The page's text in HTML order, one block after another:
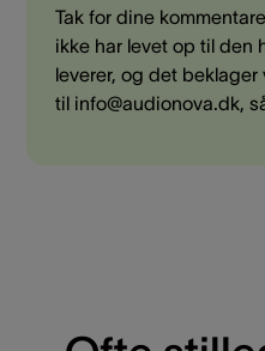
Tak for dine
ikke har levet op til den
leverer, og det beklager
til info@audionova.dk,